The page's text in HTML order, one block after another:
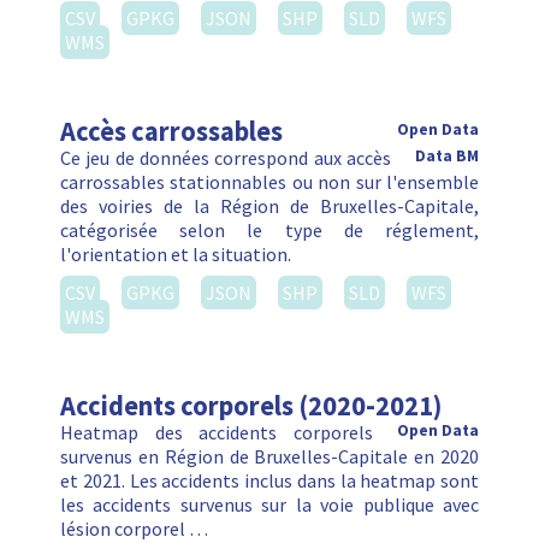
CSV
GPKG JSON SHP SLD
WFS
WMS
Accès carrossables
Open Data
Data BM
Ce jeu de données correspond aux accès
carrossables stationnables ou non sur l'ensemble
des voiries de la Région de Bruxelles-Capitale,
catégorisée selon le type de réglement,
l'orientation et la situation.
CSV
GPKG JSON SHP SLD
WFS
WMS
Accidents corporels (2020-2021)
Open Data
Heatmap des accidents corporels
survenus en Région de Bruxelles-Capitale en 2020
et 2021. Les accidents inclus dans la heatmap sont
les accidents survenus sur la voie publique avec
lésion corporel …